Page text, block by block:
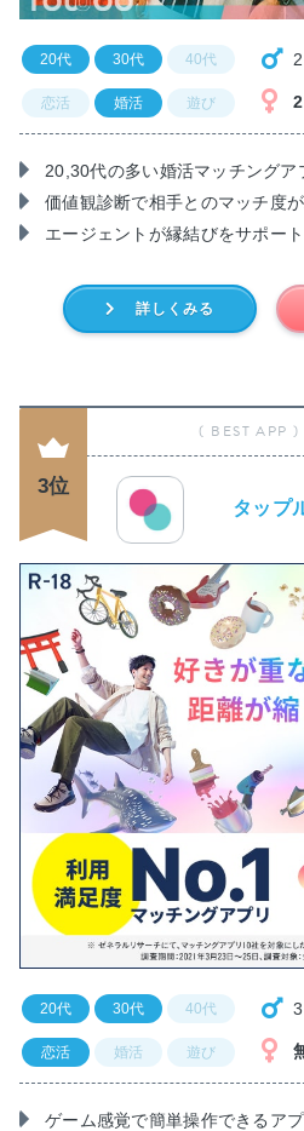
20,30代の多い婚活マッチングア
価値観診断で相手とのマッチ度
エージェントが縁結びをサポート
20代 30代 40代
恋活 婚活 遊び
詳しくみる
3位
タップ
ゲーム感覚で簡単操作できるアプ
20代 30代 40代
恋活 婚活 遊び